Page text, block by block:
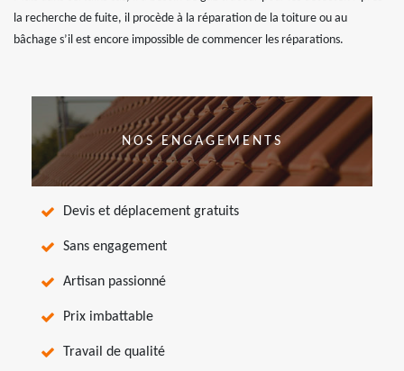
la recherche de fuite, il procède à la réparation de la toiture ou au
bâchage s’il est encore impossible de commencer les réparations.
NOS ENGAGEMENTS
Devis et déplacement gratuits
Sans engagement
Artisan passionné
Prix imbattable
Travail de qualité